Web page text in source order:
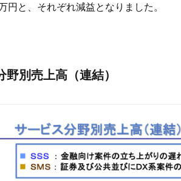
円と、それぞれ減益となりました。
野別売上高（連結）